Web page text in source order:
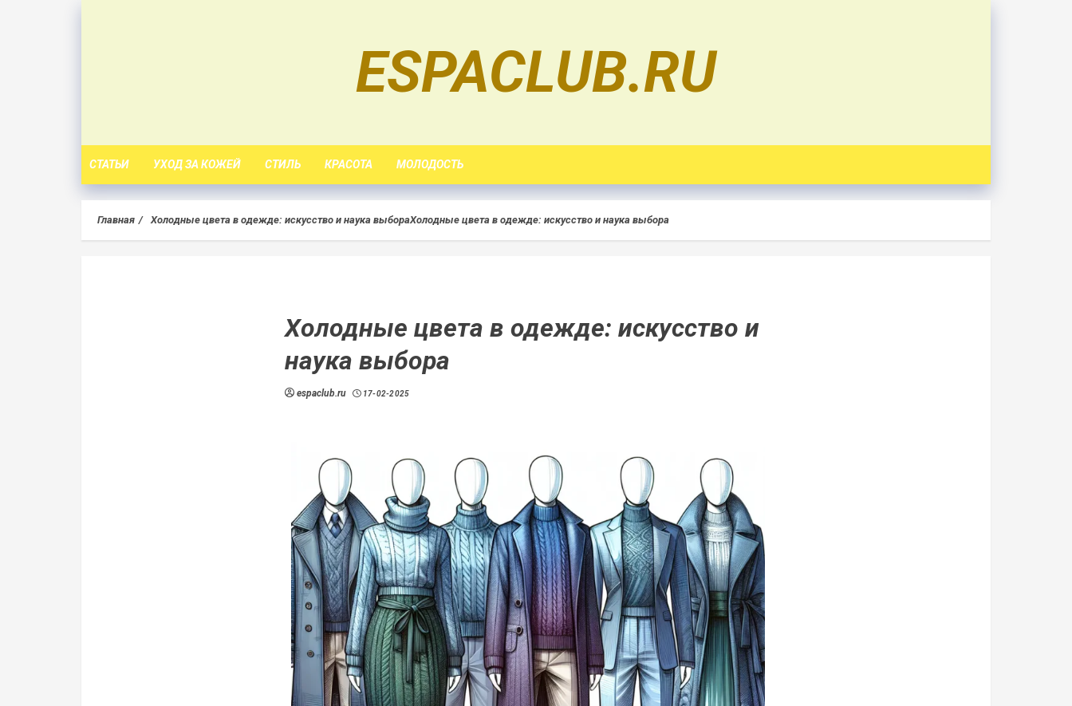
ESPACLUB.RU
СТАТЬИ УХОД ЗА КОЖЕЙ СТИЛЬ КРАСОТА МОЛОДОСТЬ
Главная Холодные цвета в одежде: искусство и наука выбораХолодные цвета в одежде: искусство и наука выбора
Холодные цвета в одежде: искусство и
наука выбора
espaclub.ru 17-02-2025